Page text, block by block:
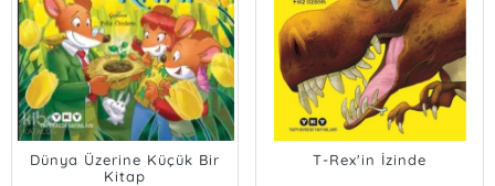
Dünya Üzerine Küçük Bir
Kitap
T-Rex'in İzinde